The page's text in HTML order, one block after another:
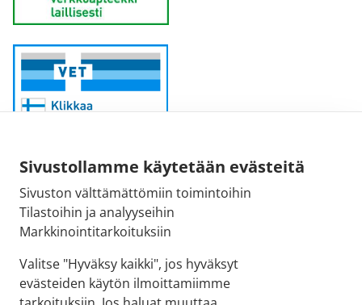
Sivustollamme käytetään evästeitä
Sivuston välttämättömiin toimintoihin
Tilastoihin ja analyyseihin
Markkinointitarkoituksiin
Valitse "Hyväksy kaikki", jos hyväksyt
evästeiden käytön ilmoittamiimme
Sähköpostiosoite:
kirjaamo@fimea.fi
Fimean vaihde:
029 522 3341